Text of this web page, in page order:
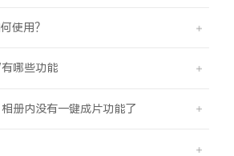
使用？
哪些功能
册内没有一键成片功能了